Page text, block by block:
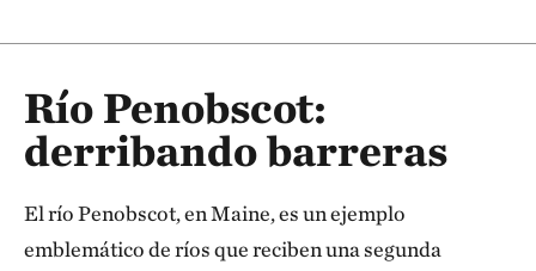
Río Penobscot:
derribando barreras
El río Penobscot, en Maine, es un ejemplo
emblemático de ríos que reciben una segunda